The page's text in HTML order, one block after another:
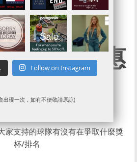
衫再9折!
優惠
團
家支持的球隊有沒有在爭取什麼獎
杯/排名
Follow on Instagram
出現一次，如有不便敬請原諒)